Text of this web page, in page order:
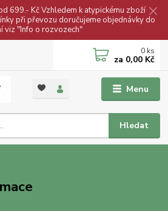
699.- Kč Vzhledem k atypickému zboží
při převozu doručujeme objednávky do
viz "Info o rozvozech"
Menu
Hledat
0 ks
za 0,00 Kč